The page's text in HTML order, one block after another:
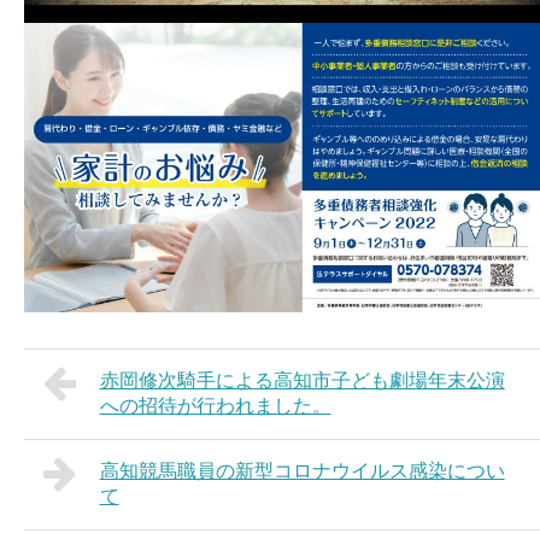
赤岡修次騎手による高知市子ども劇場年末公演
への招待が行われました。
高知競馬職員の新型コロナウイルス感染につい
て